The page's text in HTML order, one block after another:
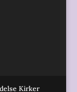
Kirker